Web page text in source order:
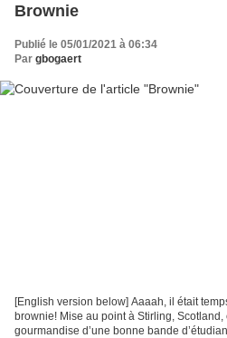
Brownie
Publié le 05/01/2021 à 06:34
Par gbogaert
[English version below] Aaaah, il était
brownie! Mise au point à Stirling,
gourmandise d’une bonne bande